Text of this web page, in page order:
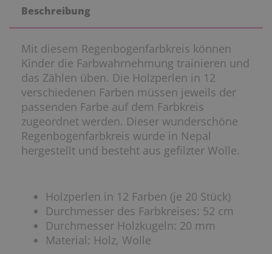
Beschreibung
Mit diesem Regenbogenfarbkreis können
Kinder die Farbwahrnehmung trainieren und
das Zählen üben. Die Holzperlen in 12
verschiedenen Farben müssen jeweils der
passenden Farbe auf dem Farbkreis
zugeordnet werden. Dieser wunderschöne
Regenbogenfarbkreis wurde in Nepal
hergestellt und besteht aus gefilzter Wolle.
Holzperlen in 12 Farben (je 20 Stück)
Durchmesser des Farbkreises: 52 cm
Durchmesser Holzkugeln: 20 mm
Material: Holz, Wolle